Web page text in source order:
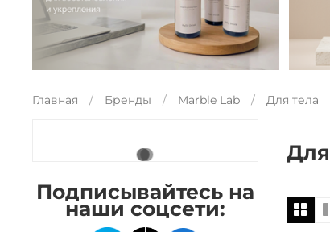
Главная Бренды Marble Lab Для тела
Подписывайтесь на
наши соцсети: